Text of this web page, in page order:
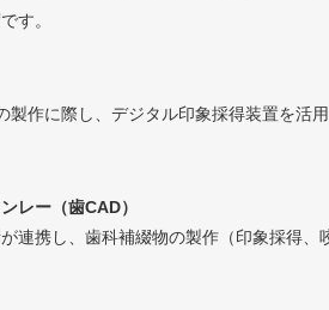
す。
製作に際し、デジタル印象採得装置を活
レー（歯CAD）
連携し、歯科補綴物の製作（印象採得